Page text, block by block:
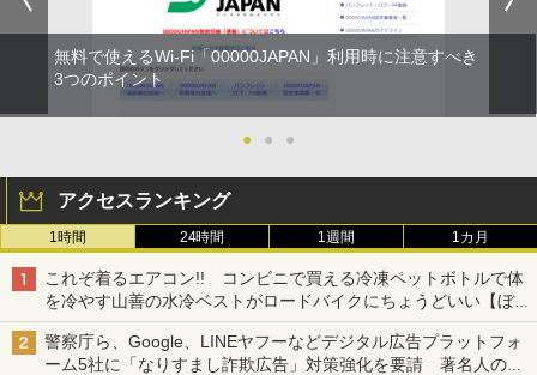
無料で使えるWi-Fi「00000JAPAN」利用時に注意すべき
3つのポイント
● ● ●
アクセスランキング
1時間 24時間 1週間 1カ月
これぞ着るエアコン!! コンビニで買える冷凍ペットボトルで体
を冷やす山善の水冷ベストがロードバイクにちょうどいい【ぼっ
ち・ざ・ろーど！その14】【空いた時間でなにしてる？】
警察庁ら、Google、LINEヤフーなどデジタル広告プラットフォ
ーム5社に「なりすまし詐欺広告」対策強化を要請 著名人の写